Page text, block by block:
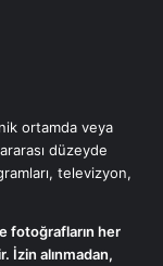
ortamda veya
düzeyde
televizyon,
fotoğrafların her
İzin alınmadan,